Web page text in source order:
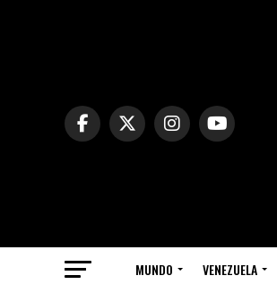
MUNDO VENEZUELA